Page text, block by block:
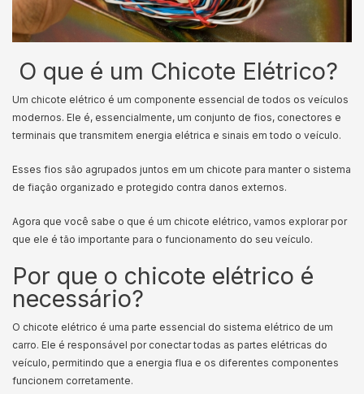
O que é um Chicote Elétrico?
Um chicote elétrico é um componente essencial de todos os veículos
modernos. Ele é, essencialmente, um conjunto de fios, conectores e
terminais que transmitem energia elétrica e sinais em todo o veículo.
Esses fios são agrupados juntos em um chicote para manter o sistema
de fiação organizado e protegido contra danos externos.
Agora que você sabe o que é um chicote elétrico, vamos explorar por
que ele é tão importante para o funcionamento do seu veículo.
Por que o chicote elétrico é
necessário?
O chicote elétrico é uma parte essencial do sistema elétrico de um
carro. Ele é responsável por conectar todas as partes elétricas do
veículo, permitindo que a energia flua e os diferentes componentes
funcionem corretamente.